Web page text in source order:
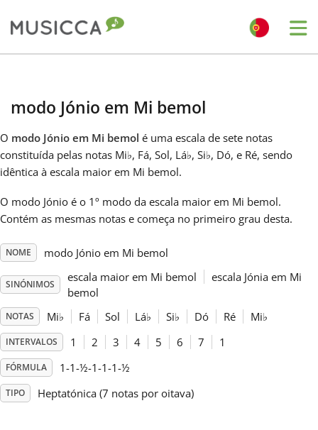
Български
Dansk
Deutsch
English
Español
Français
한국어
modo Jónio em Mi bemol
O modo Jónio em Mi bemol é uma escala de sete notas
constituída pelas notas Mi♭, Fá, Sol, Lá♭, Si♭, Dó, e Ré, sendo
idêntica à escala maior em Mi bemol.
O modo Jónio é o 1º modo da escala maior em Mi bemol.
Contém as mesmas notas e começa no primeiro grau desta.
NOME modo Jónio em Mi bemol
SINÓNIMOS
escala maior em Mi bemol
escala Jónia em Mi
bemol
NOTAS Mi♭ Fá Sol Lá♭ Si♭ Dó Ré Mi♭
INTERVALOS 1 2 3 4 5 6 7 1
FÓRMULA 1-1-½-1-1-1-½
TIPO Heptatónica (7 notas por oitava)